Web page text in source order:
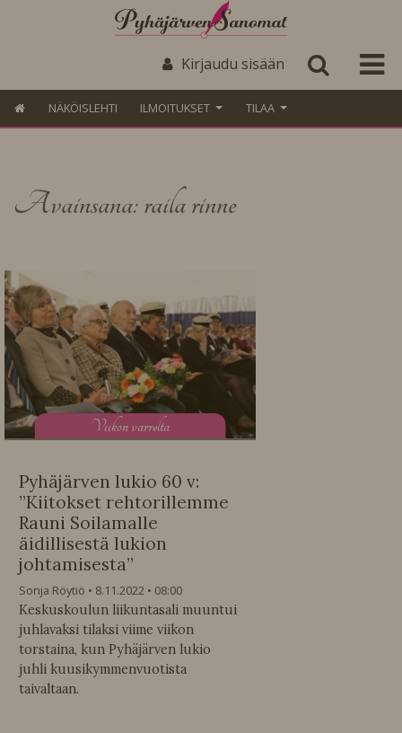
Kirjaudu sisään
NÄKÖISLEHTI ILMOITUKSET TILAA
Avainsana: raila rinne
Viikon varrelta
Pyhäjärven lukio 60 v:
”Kiitokset rehtorillemme
Rauni Soilamalle
äidillisestä lukion
johtamisesta”
Sonja Röytiö 8.11.2022
08:00
Keskuskoulun liikuntasali muuntui
juhlavaksi tilaksi viime viikon
torstaina, kun Pyhäjärven lukio
juhli kuusikymmenvuotista
taivaltaan.